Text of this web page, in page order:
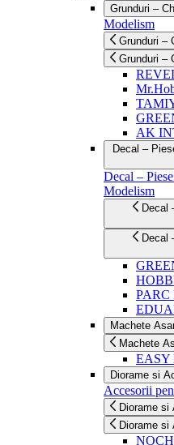
Grunduri –
Modelism
Grunduri –
Grunduri –
AK
Decal –
Decal –
Modelism
Decal – Piese Foto-Gravate și Zimmerit
Decal – Piese Foto-Gravate și Zimmerit
PARC
Machete
Machete
EASY
Diorame si
Accesorii
Diorame si
Diorame si
NOCH